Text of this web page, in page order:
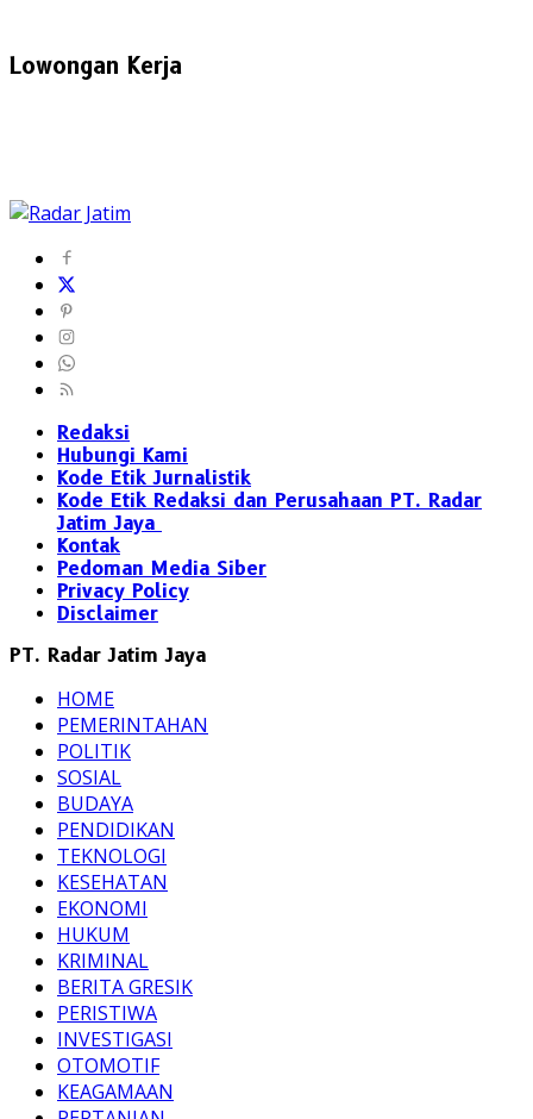
Lowongan Kerja
Redaksi
Hubungi Kami
Kode Etik Jurnalistik
Kode Etik Redaksi dan Perusahaan PT. Radar
Jatim Jaya
Kontak
Pedoman Media Siber
Privacy Policy
Disclaimer
PT. Radar Jatim Jaya
HOME
PEMERINTAHAN
POLITIK
SOSIAL
BUDAYA
PENDIDIKAN
TEKNOLOGI
KESEHATAN
EKONOMI
HUKUM
KRIMINAL
BERITA GRESIK
PERISTIWA
INVESTIGASI
OTOMOTIF
KEAGAMAAN